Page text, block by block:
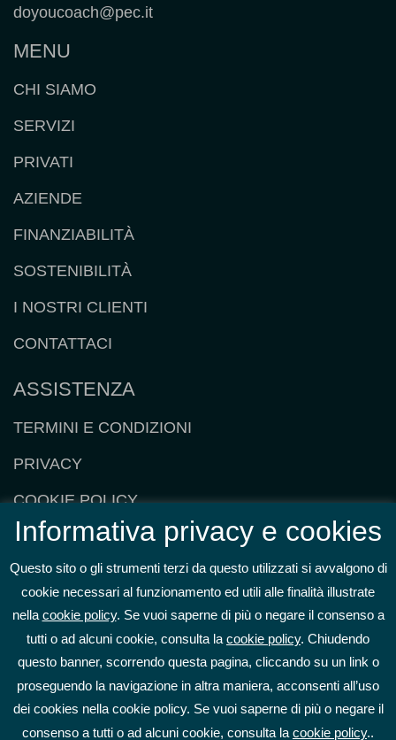
doyoucoach@pec.it
MENU
CHI SIAMO
SERVIZI
PRIVATI
AZIENDE
FINANZIABILITÀ
SOSTENIBILITÀ
I NOSTRI CLIENTI
CONTATTACI
ASSISTENZA
TERMINI E CONDIZIONI
PRIVACY
COOKIE POLICY
ESERCIZIO DEI DIRITTI
CERTIFICAZIONI E POLICY INTERNE
FAQ
DIVENTA UN COACH PARTNER
Informativa privacy e cookies
Questo sito o gli strumenti terzi da questo utilizzati si avvalgono di
cookie necessari al funzionamento ed utili alle finalità illustrate
nella cookie policy. Se vuoi saperne di più o negare il consenso a
tutti o ad alcuni cookie, consulta la cookie policy. Chiudendo
questo banner, scorrendo questa pagina, cliccando su un link o
proseguendo la navigazione in altra maniera, acconsenti all’uso
dei cookies nella cookie policy. Se vuoi saperne di più o negare il
consenso a tutti o ad alcuni cookie, consulta la cookie policy..